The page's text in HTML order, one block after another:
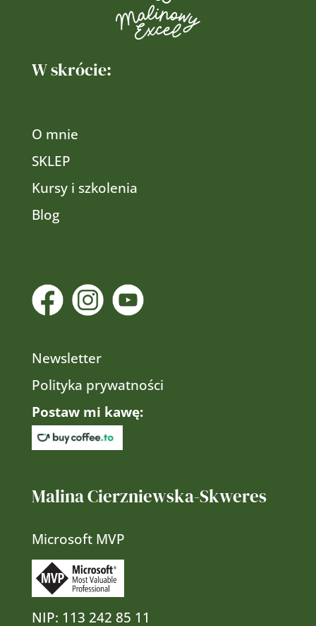
W skrócie:
O mnie
SKLEP
Kursy i szkolenia
Blog
Newsletter
Polityka prywatności
Postaw mi kawę:
Malina Cierzniewska-Skweres
Microsoft MVP
NIP: 113 242 85 11